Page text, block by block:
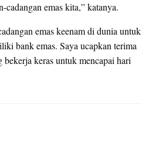
cadangan emas kita,” katanya.
emas keenam di dunia untuk
bank emas. Saya ucapkan terima
bekerja keras untuk mencapai hari